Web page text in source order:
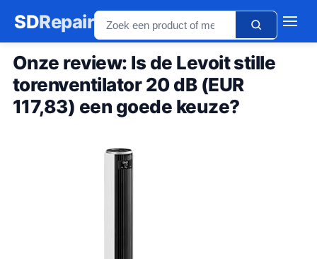
SDRepair
Onze review: Is de Levoit stille
torenventilator 20 dB (EUR
117,83) een goede keuze?